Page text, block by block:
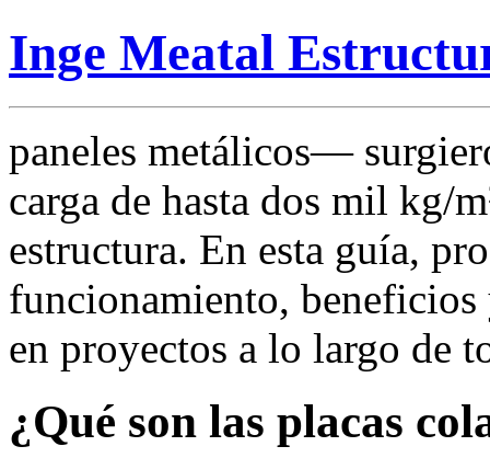
Inge Meatal
paneles metálicos—
carga de hasta dos mil kg/
estructura. En esta guía,
funcionamiento,
en proyectos a lo largo de
¿Qué son las placas